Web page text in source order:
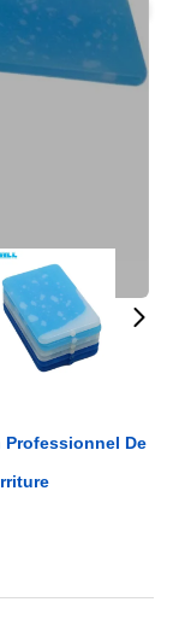
Professionnel De